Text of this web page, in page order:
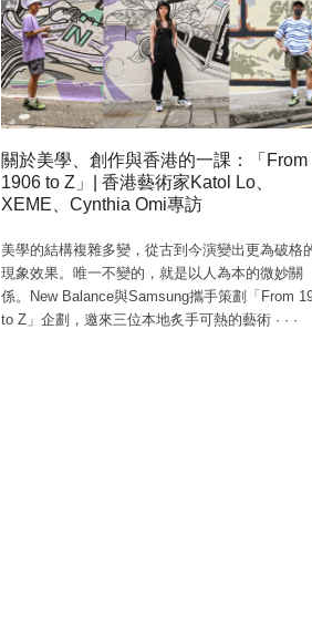
關於美學、創作與香港的一課：「From
1906 to Z」| 香港藝術家Katol Lo、
XEME、Cynthia Omi專訪
美學的結構複雜多變，從古到今演變出更為破格
現象效果。唯一不變的，就是以人為本的微妙關
係。New Balance與Samsung攜手策劃「From
to Z」企劃，邀來三位本地炙手可熱的藝術 · · ·